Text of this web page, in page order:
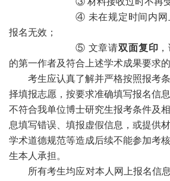
④ 未在规定时间内网
报名无效；
⑤ 文章请双面复印
的第一作者及符合上述学术成果要求
考生应认真了解并严格按照报考
择填报志愿，按要求准确填写报名信
不符合我单位博士研究生报考条件及
息填写错误、填报虚假信息， 或提供
学术道德规范等造成后续不能参加考
生本人承担。
所有考生均应对本人网上报名信